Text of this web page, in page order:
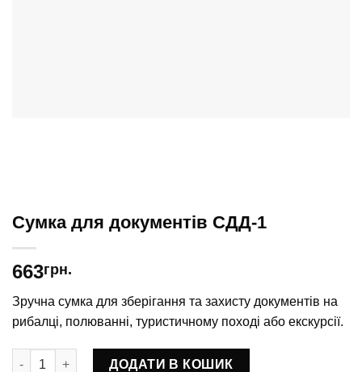
Сумка для документів СДД-1
663грн.
Зручна сумка для зберігання та захисту документів на
рибалці, полюванні, туристичному поході або екскурсії.
Сумка для документів СДД-1 кількість
ДОДАТИ В КОШИК